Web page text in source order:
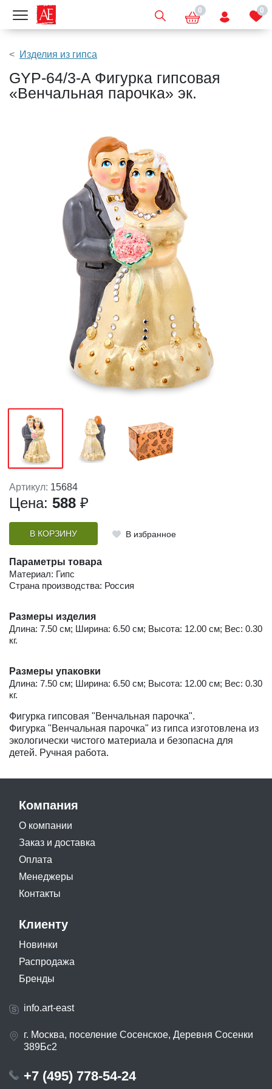
Показать меню 0 0
Изделия из гипса
GYP-64/3-A Фигурка гипсовая
«Венчальная парочка» эк.
Артикул: 15684
Цена: 588 ₽
В КОРЗИНУ В избранное
Параметры товара
Материал: Гипс
Страна производства: Россия
Размеры изделия
Длина: 7.50 см; Ширина: 6.50 см; Высота: 12.00 см; Вес: 0.30
кг.
Размеры упаковки
Длина: 7.50 см; Ширина: 6.50 см; Высота: 12.00 см; Вес: 0.30
кг.
Фигурка гипсовая "Венчальная парочка".
Фигурка "Венчальная парочка" из гипса изготовлена из
экологически чистого материала и безопасна для
детей. Ручная работа.
Компания
О компании
Заказ и доставка
Оплата
Менеджеры
Контакты
Клиенту
Новинки
Распродажа
Бренды
info.art-east
г. Москва, поселение Сосенское, Деревня Сосенки
389Бс2
+7 (495) 778-54-24